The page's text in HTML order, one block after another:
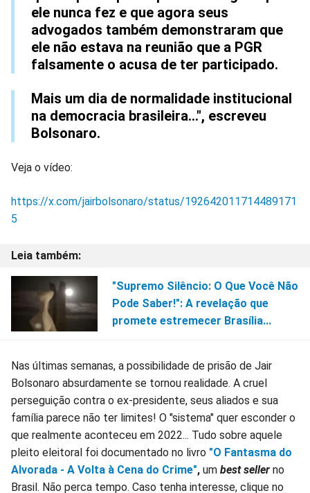
ele nunca fez e que agora seus
advogados também demonstraram que
ele não estava na reunião que a PGR
falsamente o acusa de ter participado.
Mais um dia de normalidade institucional
na democracia brasileira…", escreveu
Bolsonaro.
Veja o vídeo:
https://x.com/jairbolsonaro/status/192642011714489171
5
"Supremo Silêncio: O Que Você Não
Pode Saber!": A revelação que
promete estremecer Brasília...
Nas últimas semanas, a possibilidade de prisão de Jair
Bolsonaro absurdamente se tornou realidade. A cruel
perseguição contra o ex-presidente, seus aliados e sua
família parece não ter limites! O "sistema" quer esconder o
que realmente aconteceu em 2022... Tudo sobre aquele
pleito eleitoral foi documentado no livro "O Fantasma do
Alvorada - A Volta à Cena do Crime", um best seller no
Brasil. Não perca tempo. Caso tenha interesse, clique no